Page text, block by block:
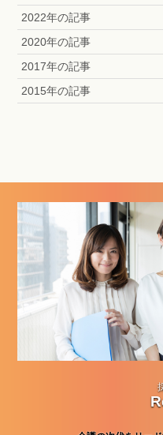
2022年の記事
2020年の記事
2017年の記事
2015年の記事